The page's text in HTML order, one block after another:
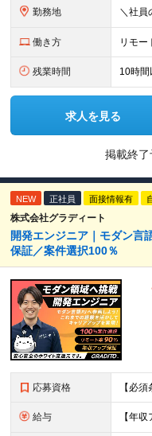
勤務地
働き方 リモー
残業時間 10時間
求人を見る
掲載終了
NEW 正社員 面接情報有
株式会社グラディート
開発エンジニア｜モダン言
保証／案件選択100％
応募資格
給与